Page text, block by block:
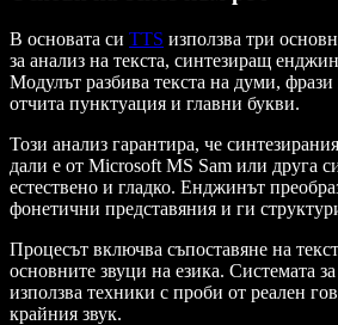
В основата си TTS използва три
за анализ на текста, синтезиращ
Модулът разбива текста на думи,
отчита пунктуация и главни букви.
Този анализ гарантира, че
дали е от Microsoft MS Sam или друга
естествено и гладко. Енджинът
фонетични представяния и ги
Процесът включва съпоставяне на
основните звуци на езика. Системата
използва техники с проби от реален
крайния звук.